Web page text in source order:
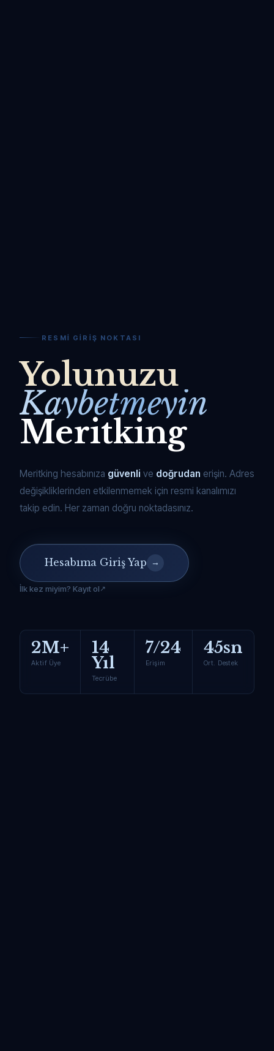
RESMI GIRIŞ NOKTASI
Yolunuzu
Kaybetmeyin
Meritking
Meritking hesabınıza güvenli ve doğrudan erişin. Adres
değişikliklerinden etkilenmemek için resmi kanalımızı
takip edin. Her zaman doğru noktadasınız.
Hesabıma Giriş Yap →
İlk kez miyim? Kayıt ol
2M+
Aktif Üye
14
Yıl
Tecrübe
7/24
Erişim
45sn
Ort. Destek